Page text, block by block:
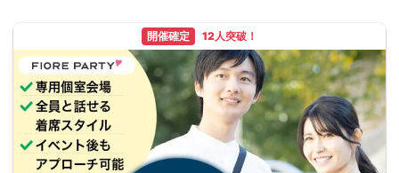
開催確定 12人突破！